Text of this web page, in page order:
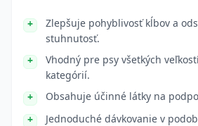
Zlepšuje pohyblivosť kĺbov a
stuhnutosť.
Vhodný pre psy všetkých
kategórií.
Obsahuje účinné látky na
Jednoduché dávkovanie v